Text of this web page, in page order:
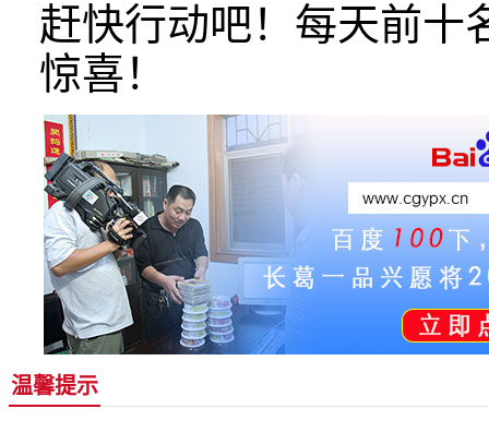
赶快行动吧！每天前十
惊喜！
温馨提示